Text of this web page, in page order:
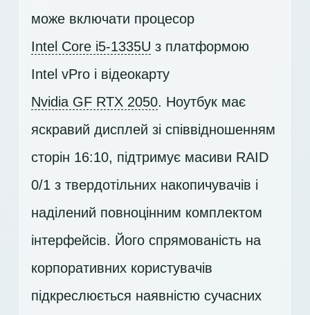
може включати процесор
Intel Core i5-1335U з платформою
Intel vPro і відеокарту
Nvidia GF RTX 2050. Ноутбук має
яскравий дисплей зі співвідношенням
сторін 16:10, підтримує масиви RAID
0/1 з твердотільних накопичувачів і
наділений повноцінним комплектом
інтерфейсів. Його спрямованість на
корпоративних користувачів
підкреслюється наявністю сучасних